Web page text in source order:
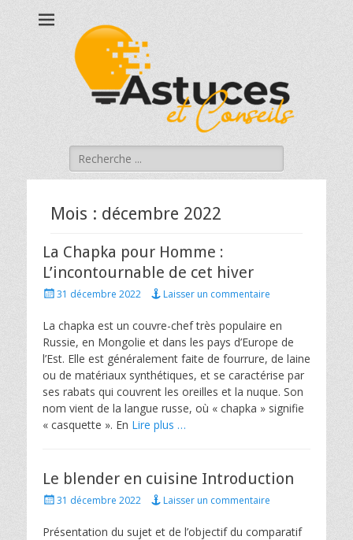
Astuces et conseils qui touchent à votre quotidien !
Rechercher :
Mois : décembre 2022
La Chapka pour Homme :
L’incontournable de cet hiver
Posted
31 décembre 2022 Laisser un commentaire
La chapka est un couvre-chef très populaire en
Russie, en Mongolie et dans les pays d’Europe de
l’Est. Elle est généralement faite de fourrure, de laine
ou de matériaux synthétiques, et se caractérise par
ses rabats qui couvrent les oreilles et la nuque. Son
nom vient de la langue russe, où « chapka » signifie
« casquette ». En Lire plus …
Le blender en cuisine Introduction
Posted
31 décembre 2022 Laisser un commentaire
Présentation du sujet et de l’objectif du comparatif